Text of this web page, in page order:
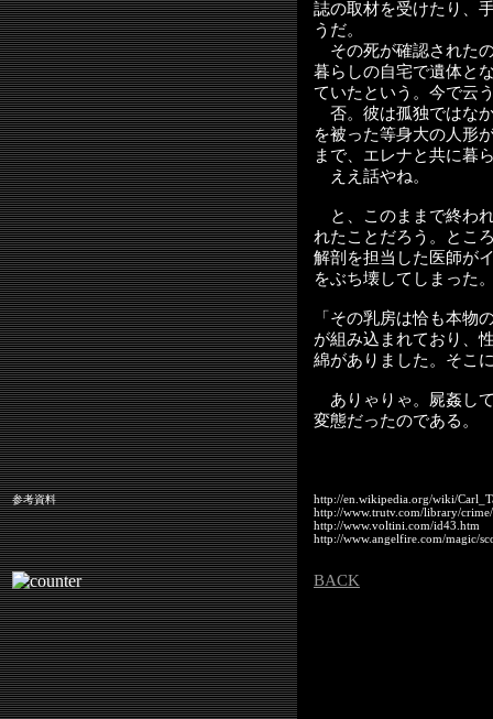
誌の取材を受けたり、
うだ。
その死が確認された
暮らしの自宅で遺体と
ていたという。今で云
否。彼は孤独ではな
を被った等身大の人形
まで、エレナと共に暮
ええ話やね。
と、このままで終わ
れたことだろう。とこ
解剖を担当した医師が
をぶち壊してしまった
「その乳房は恰も本物
が組み込まれており、
綿がありました。そこ
ありゃりゃ。屍姦し
変態だったのである。
参考資料
http://en.wikipedia.org/wiki/
http://www.trutv.com/library/
http://www.voltini.com/id43.htm
http://www.angelfire.com/magic/
BACK